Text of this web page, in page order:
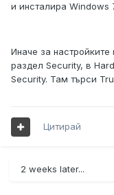
и инсталира Windows
Иначе за
раздел Security, в
Security. Там търси
Цитирай
2 weeks later...